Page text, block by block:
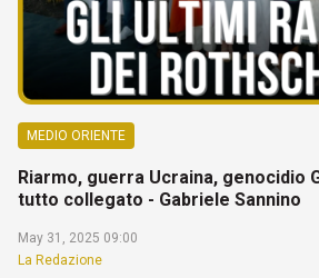
MEDIO ORIENTE
Riarmo, guerra Ucraina, genocidio
tutto collegato - Gabriele Sannino
May 31, 2025 09:00
La Redazione